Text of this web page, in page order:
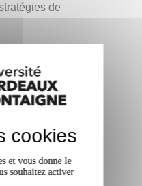
de
Niveau
cookies
et vous donne le
souhaitez activer